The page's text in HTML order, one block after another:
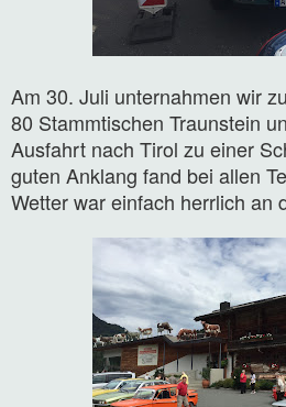
Am 30. Juli unternahmen wir
80 Stammtischen Traunstein
Ausfahrt nach Tirol zu einer
guten Anklang fand bei allen
Wetter war einfach herrlich an